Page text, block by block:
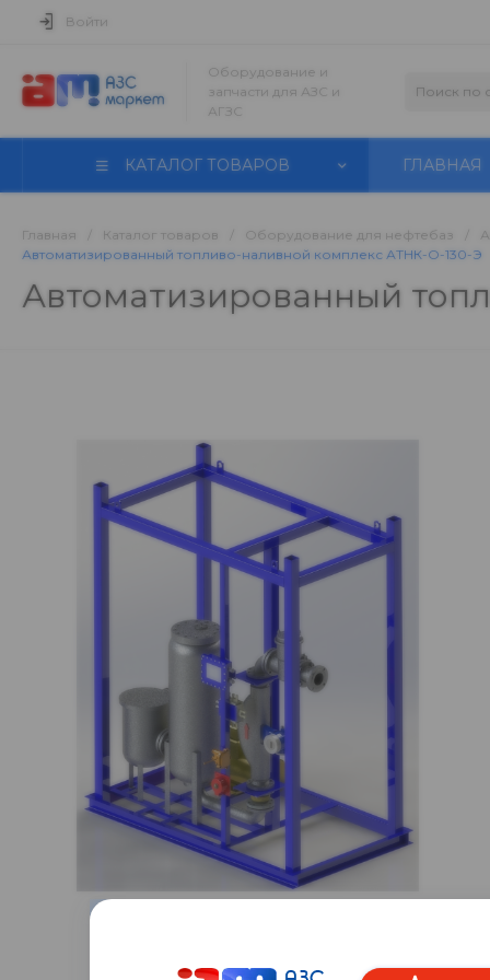
Войти
Оборудование и
запчасти для АЗС и
АГЗС
КАТАЛОГ ТОВАРОВ ГЛАВНАЯ
Главная Каталог товаров Оборудование для нефтебаз
Автоматизированный топливо-наливной комплекс АТНК-О-130-Э
Автоматизированный